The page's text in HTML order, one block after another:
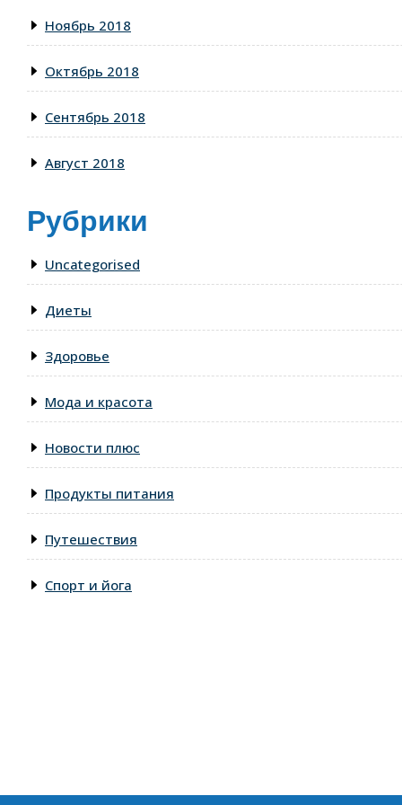
Ноябрь 2018
Октябрь 2018
Сентябрь 2018
Август 2018
Рубрики
Uncategorised
Диеты
Здоровье
Мода и красота
Новости плюс
Продукты питания
Путешествия
Спорт и йога